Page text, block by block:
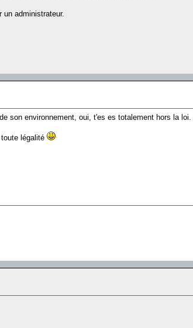
un administrateur.
son environnement, oui, t'es es totalement hors la
légalité